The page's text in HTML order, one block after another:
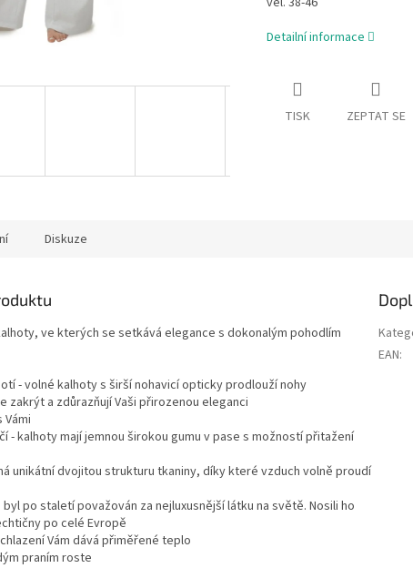
Detailní informace
TISK ZEPTAT SE
Diskuze
ve kterých se setkává elegance s dokonalým pohodlím
- volné kalhoty s širší nohavicí opticky prodlouží nohy
zakrýt a zdůrazňují Vaši přirozenou eleganci
- kalhoty mají jemnou širokou gumu v pase s možností přitažení
unikátní dvojitou strukturu tkaniny, díky které vzduch volně proudí
byl po staletí považován za nejluxusnější látku na světě. Nosili ho
po celé Evropě
Vám dává přiměřené teplo
praním roste
EAN: